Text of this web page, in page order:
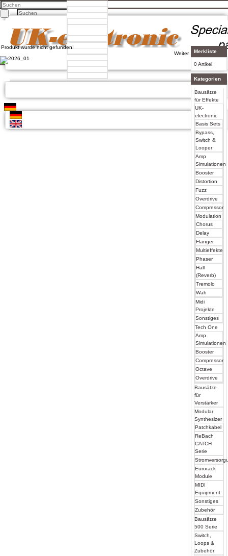
Facebook
Google +
Pinterest
Unsere AGB
Zahlung und Versand
Privatsphäre und Datenschutz
Über uns
Impressum
Produkt wurde nicht gefunden!
Weiter
Merkliste
0 Artikel
Kategorien
Bausätze
für Effekte
UK-
electronic
Basis Sets
Bypass,
Switch &
Looper
Amp
Simulationen
Booster
Distortion
Fuzz
Overdrive
Compressor
Modulation
Chorus
Delay
Flanger
Multieffekte
Phaser
Hall
(Reverb)
Tremolo
Wah
Midi
Projekte
Sonstiges
Tech One
Amp
Simulationen
Booster
Compressor
Octave
Overdrive
Bausätze
für
Verstärker
Modular
Synthesizer
Patchkabel
ReBach
CATCH
Serie
Eurorack
Module
MIDI
Equipment
Sonstiges
Zubehör
Bausätze
500 Serie
Switch,
Loops &
Zubehör